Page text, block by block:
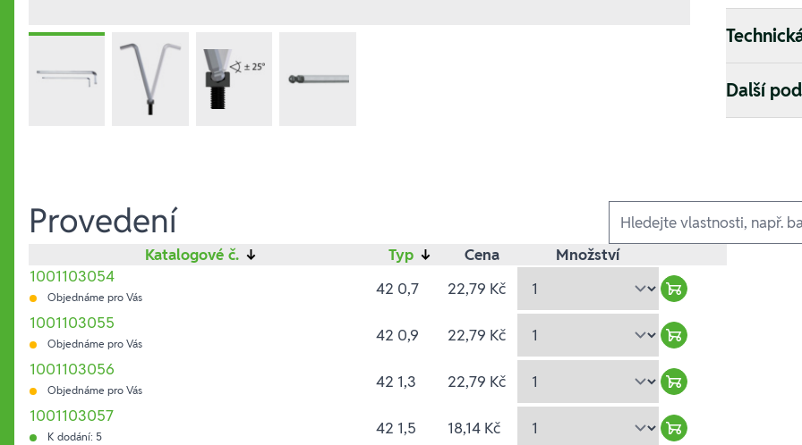
Další
Provedení Ausführungen
Katalogové č. ↓ Typ ↓ Cena
Množství
1001103054
Objednáme pro Vás 42 0,7 22,79 Kč
Warenkorb
1001103055
Objednáme pro Vás 42 0,9 22,79 Kč
Warenkorb
1001103056
Objednáme pro Vás 42 1,3 22,79 Kč
Warenkorb
1001103057
K dodání: 5 42 1,5 18,14 Kč
Warenkorb